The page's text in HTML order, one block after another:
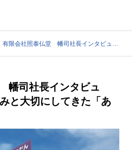
有限会社照泰仏堂 幡司社長インタビュー ～ 49年の歩みと大切にしてきた「あり方」～
幡司社長インタビュ
大切にしてきた「あ